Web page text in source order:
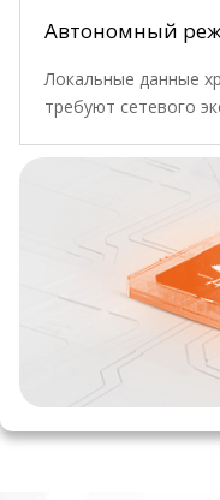
Автономный
Локальные данные
требуют сетевого